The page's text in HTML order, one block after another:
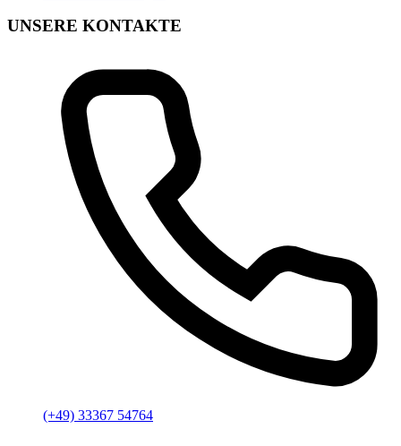
UNSERE KONTAKTE
(+49) 33367 54764